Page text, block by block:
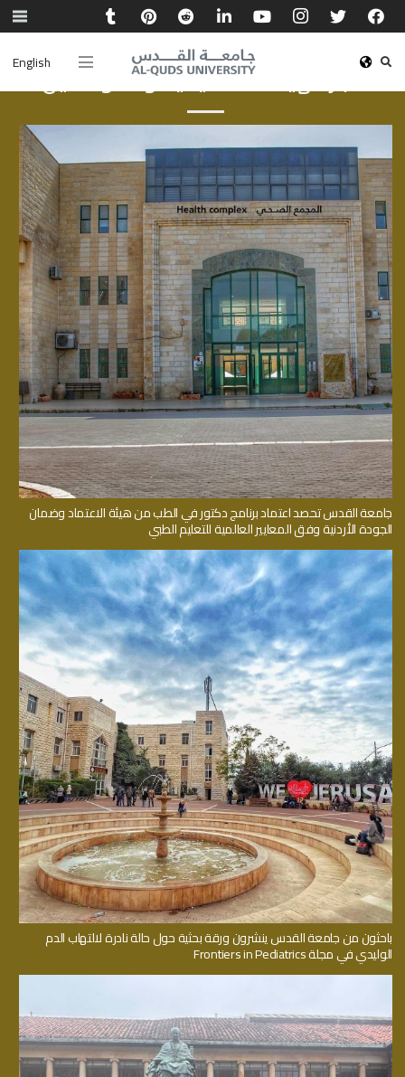
Englishأخبار الهيئة الأكاديمية والموظفين
جامعة القدس تحصد اعتماد برنامج دكتور في الطب من هيئة الاعتماد وضمان
الجودة الأردنية وفق المعايير العالمية للتعليم الطبي
باحثون من جامعة القدس ينشرون ورقة بحثية حول حالة نادرة لالتهاب الدم
الوليدي في مجلة Frontiers in Pediatrics